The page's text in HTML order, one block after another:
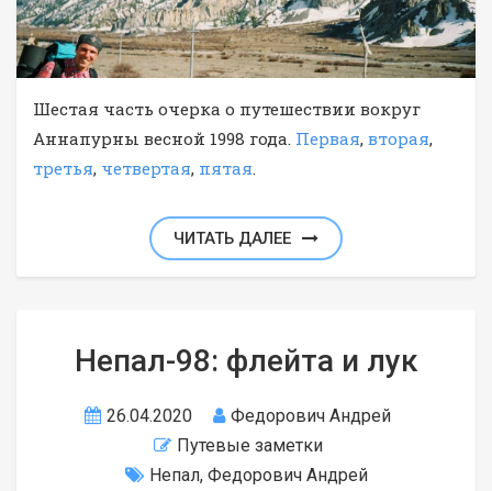
Шестая часть очерка о путешествии вокруг
Аннапурны весной 1998 года. Первая, вторая,
третья, четвертая, пятая
ЧИТАТЬ ДАЛЕЕ
Непал-98: флейта и лук
26.04.2020
Федорович Андрей
Путевые заметки
Непал, Федорович Андрей